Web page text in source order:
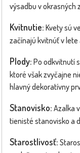
výsadbu v okrasných
Kvitnutie: Kvety sú
začínajú kvitnúť v lete
Plody: Po odkvitnutí
ktoré však zvyčajne
hlavný dekoratívny
Stanovisko: Azalka
tienisté stanovisko a
Starostlivosť: